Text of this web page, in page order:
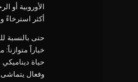
الأوروبية أو
أكثر استرخاءً
حتى بالنسبة
خياراً
حياة
وفعال يتماشى